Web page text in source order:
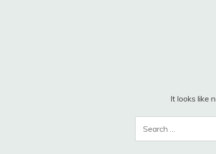
It looks like